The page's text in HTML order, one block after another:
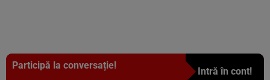
Participă la conversație!
Intră în cont!